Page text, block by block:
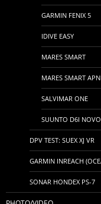
GARMIN FENIX 5
IDIVE EASY
MARES SMART
MARES SMART
SALVIMAR ONE
SUUNTO D6I NOVO
DPV TEST: SUEX XJ VR
GARMIN INREACH
SONAR HONDEX PS-7